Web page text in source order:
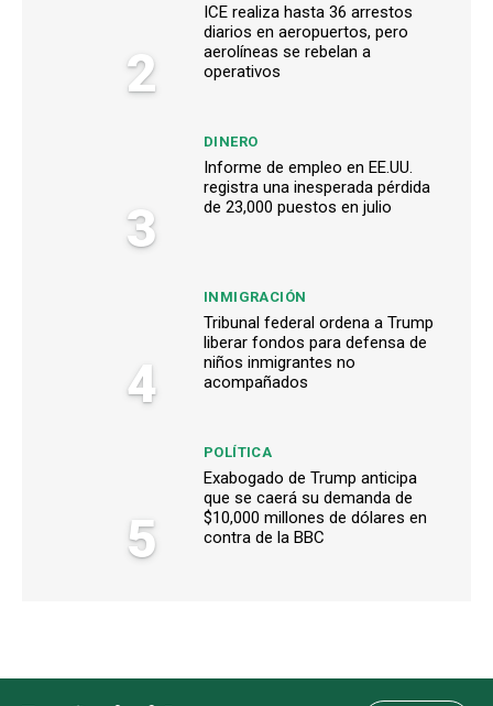
2
ICE realiza hasta 36 arrestos
diarios en aeropuertos, pero
aerolíneas se rebelan a
operativos
3
DINERO
Informe de empleo en EE.UU.
registra una inesperada pérdida
de 23,000 puestos en julio
4
INMIGRACIÓN
Tribunal federal ordena a Trump
liberar fondos para defensa de
niños inmigrantes no
acompañados
5
POLÍTICA
Exabogado de Trump anticipa
que se caerá su demanda de
$10,000 millones de dólares en
contra de la BBC